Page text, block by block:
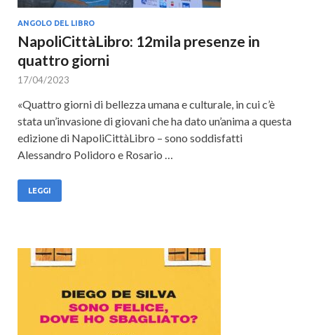
ANGOLO DEL LIBRO
NapoliCittàLibro: 12mila presenze in
quattro giorni
17/04/2023
«Quattro giorni di bellezza umana e culturale, in cui c’è
stata un’invasione di giovani che ha dato un’anima a questa
edizione di NapoliCittàLibro – sono soddisfatti
Alessandro Polidoro e Rosario …
LEGGI